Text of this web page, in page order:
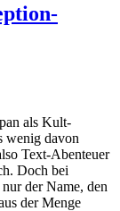
als Kult-
wenig davon
Text-Abenteuer
Doch bei
der Name, den
der Menge